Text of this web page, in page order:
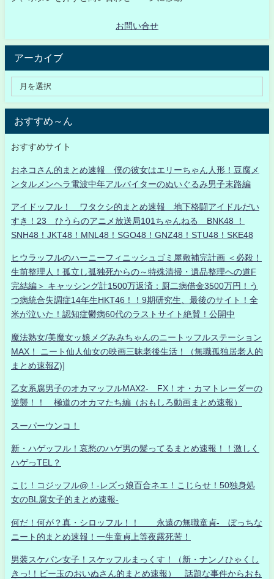
お問い合せ
アーカイブ
おすすめ～ん
おすすめサイト
おネコさん的まとめ速報 僕の彼女はエリーちゃん人形！豆腐メ
ンタルメンヘラ電波中年アルバイターのぬいぐるみ男子末路編
アイドッフル！ ワタクシ的まとめ速報 地下格闘アイドルだい
すき！23 ひうらのアニメ放送局101ちゃんねる BNK48 ！
SNH48！JKT48！MNL48！SGO48！GNZ48！STU48！SKE48
ヒウラッフルのハーニーフィニッシュゴミ屋敷補完計画 ＜必殺！
生前整理人！孤立し孤独死からの～特殊清掃・遺品整理への道F
完結編＞ キャッシング計1500万返済：厨二病借金3500万円！う
つ病統合失調症14年生HKT46！！9期研究生、最後のサイト！全
米が泣いた！認知症鬱病60代のラストサイト絶賛！公開中
魔法熟女/美魔女ッ娘メグみみちゃんのニートッフルステーション
MAX！ ニート仙人仙女の映画三昧老後生活！（無職孤独居老人的
まとめ速報Z)]
乙女系腐男子のオカマッフルMAX2- FX！オ・カマトレーダーの
逆襲！！ 極道のオカマたち編（おもしろ動画まとめ速報）
スーパーウンコ！
新・ハゲッフル！哀愁のハゲ男の髪ってるまとめ速報！！激しく
ハゲっTEL？
こじ！コジッフル@！-レズっ娘百合ネエ！こじらせ！50独身処
女のBL腐女子的まとめ速報-
何だ！何が？真・シロッフル！！ 永遠の無職童貞- ぼっちな
ニート的まとめ速報！一生童貞上等夜露死苦！
男装スケバン女子！スケッフルまっくす！（新・ナンノひゃくし
きっ!！ビー玉のおいぬさん的まとめ速報） 話題な事件からおも